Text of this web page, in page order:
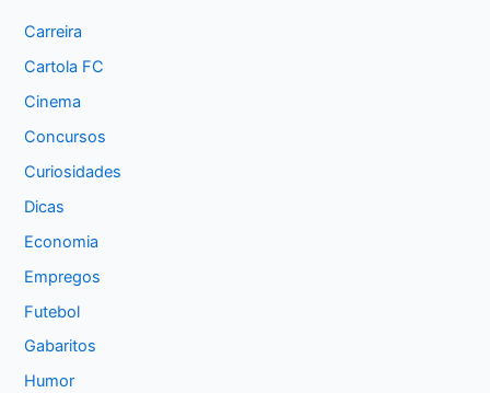
Carreira
Cartola FC
Cinema
Concursos
Curiosidades
Dicas
Economia
Empregos
Futebol
Gabaritos
Humor